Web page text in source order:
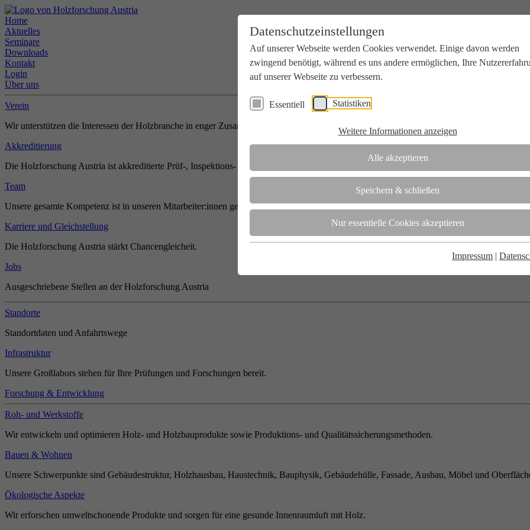
Datenschutzeinstellungen
Auf unserer Webseite werden Cookies verwendet. Einige davon werden
zwingend benötigt, während es uns andere ermöglichen, Ihre
auf unserer Webseite zu verbessern.
Essentiell Statistiken
Weitere Informationen anzeigen
Alle akzeptieren
Speichern & schließen
Nur essentielle Cookies akzeptieren
Impressum |
Home
Aktuelles
Seminare
Downloads
Kontakt
Login
Über uns
Verein
Wir unterstützen die Interessen der Holzbranche in enger Zusammenarbeit mit Wissenschaft und Wirtschaft.
Akkreditierung
Die Holzforschung Austria ist akkreditierte Prüf-, Inspektions- und Zertifizierungsstelle.
Team
Unsere gesamte Kompetenz ist in unseren Mitarbeiter:innen gebündelt
Karriere und Gleichstellung
Die Holzforschung Austria stärkt Chancengleicheit.
Jobs
Ausgeschriebene Stellen an der Holzforschung Austria
Standorte
Standortdaten und Anfahrtswege
Infrastruktur
Unsere Großlabors stehen für Ihre Prüfungen und Forschungen bereit.
Forschung & Entwicklung
Roh- und Werkstoffe
Wir entwickeln und optimieren Holz- und Holzbauprodukte sowie Produktions- und Qualitätssicherungsmethoden.
Bauen & Wohnen
Unsere Schwerpunkte sind Gebäudestruktur, Holzhausbau, Haustechnik, Bauphysik, Gebäudehülle, Fassade, Ausbau, Möbel und
Ökologische Aspekte
Wir erforschen umweltschonende Produkte und sorgen für eine gesunde Innenraumluft mit Holz.